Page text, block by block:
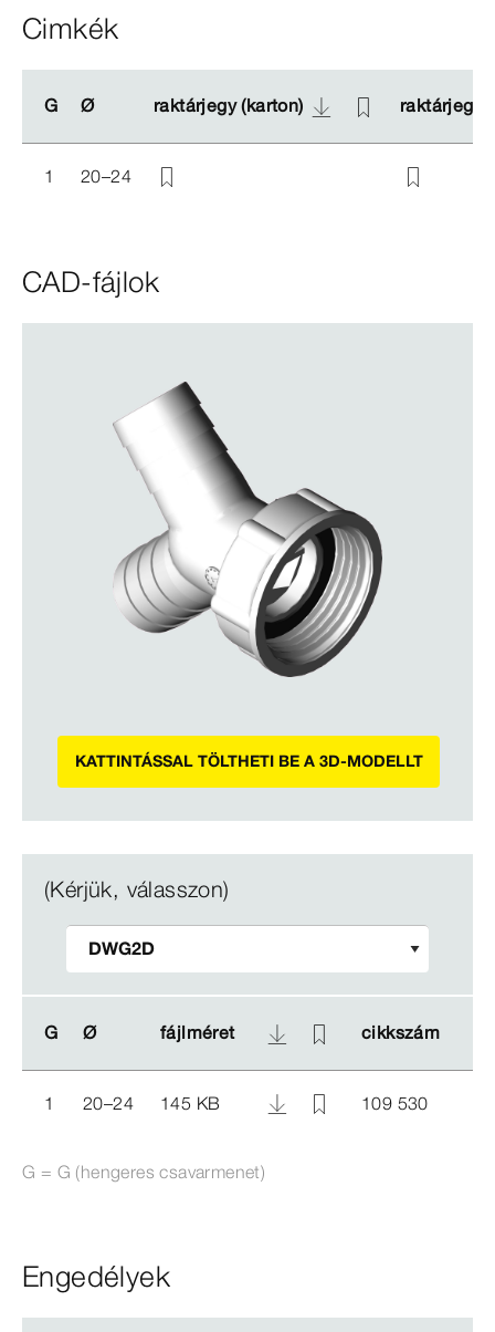
Cimkék
G Ø raktárjegy (karton) raktárjegy
G Ø raktárjegy (karton) raktárjegy
1 20–24
CAD-fájlok
KATTINTÁSSAL TÖLTHETI BE A 3D-MODELLT
(Kérjük, válasszon)
G Ø fájlméret cikkszám
G Ø fájlméret cikkszám
1 20–24 145 KB 109 530
G = G (hengeres csavarmenet)
Engedélyek